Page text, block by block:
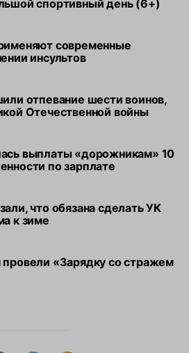
спортивный день (6+)
современные
инсультов
отпевание шести воинов,
Отечественной войны
выплаты «дорожникам» 10
по зарплате
что обязана сделать УК
к зиме
«Зарядку со стражем